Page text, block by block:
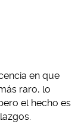
en que
raro, lo
el hecho es